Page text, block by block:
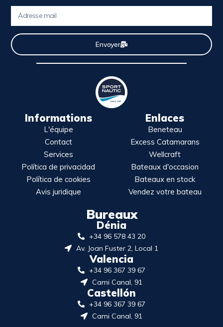
Envoyer
Informations
L'équipe
Contact
Services
Política de privacidad
Política de cookies
Avis juridique
Enlaces
Beneteau
Excess Catamarans
Wellcraft
Bateaux d'occasion
Bateaux en stock
Vendez votre bateau
Bureaux
Dénia
+34 96 578 43 20
Av. Joan Fuster 2, Local 1
Valencia
+34 96 367 39 67
Cami Canal, 91
Castellón
+34 96 367 39 67
Cami Canal, 91